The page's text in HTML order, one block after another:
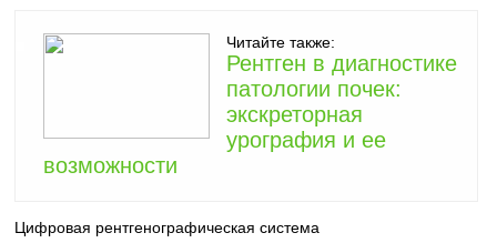
Читайте также:
Рентген в диагностике
патологии почек:
экскреторная
урография и ее
возможности
Цифровая рентгенографическая система